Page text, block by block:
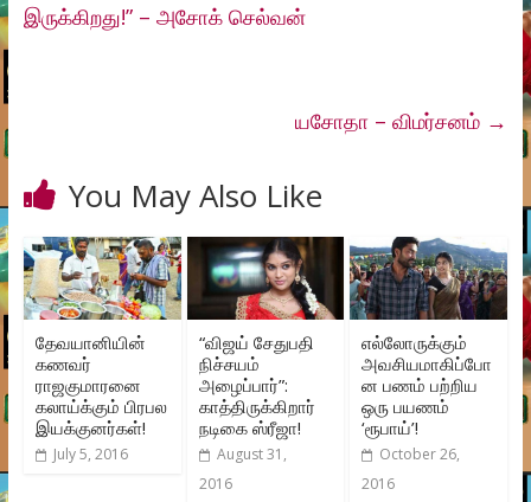
இருக்கிறது!” – அசோக் செல்வன்
யசோதா – விமர்சனம் →
You May Also Like
தேவயானியின்
கணவர்
ராஜகுமாரனை
கலாய்க்கும் பிரபல
இயக்குனர்கள்!
July 5, 2016
“விஜய் சேதுபதி
நிச்சயம்
அழைப்பார்”:
காத்திருக்கிறார்
நடிகை ஸ்ரீஜா!
August 31,
2016
எல்லோருக்கும்
அவசியமாகிப்போ
ன பணம் பற்றிய
ஒரு பயணம்
‘ரூபாய்’!
October 26,
2016